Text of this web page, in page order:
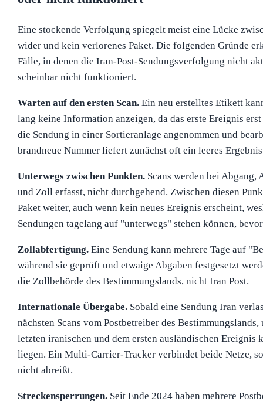
Eine stockende Verfolgung spiegelt meist eine Lücke
wider und kein verlorenes Paket. Die folgenden Gründe
Fälle, in denen die Iran-Post-Sendungsverfolgung nicht
scheinbar nicht funktioniert.
Warten auf den ersten Scan.Ein neu erstelltes Etikett
lang keine Information anzeigen, da das erste Ereignis
die Sendung in einer Sortieranlage angenommen und
brandneue Nummer liefert zunächst oft ein leeres
Unterwegs zwischen Punkten.Scans werden bei Abgang,
und Zoll erfasst, nicht durchgehend. Zwischen diesen
Paket weiter, auch wenn kein neues Ereignis erscheint,
Sendungen tagelang auf "unterwegs" stehen können,
Zollabfertigung.Eine Sendung kann mehrere Tage auf
während sie geprüft und etwaige Abgaben festgesetzt
die Zollbehörde des Bestimmungslands, nicht Iran Post.
Internationale Übergabe.Sobald eine Sendung Iran
nächsten Scans vom Postbetreiber des
letzten iranischen und dem ersten ausländischen Ereignis
liegen. Ein Multi-Carrier-Tracker verbindet beide Netze,
nicht abreißt.
Streckensperrungen.Seit Ende 2024 haben mehrere